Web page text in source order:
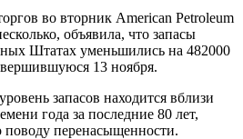
во вторник American Petroleum
объявила, что запасы
Штатах уменьшились на 482000
13 ноября.
запасов находится вблизи
года за последние 80 лет,
поводу перенасыщенности.